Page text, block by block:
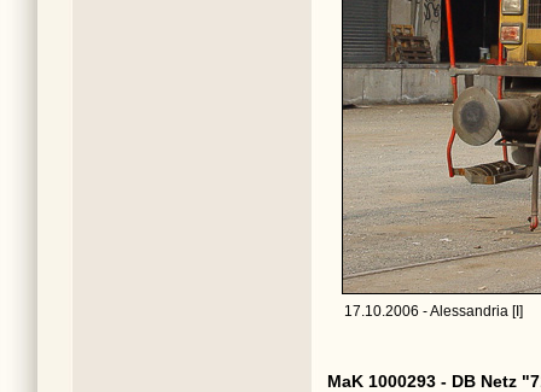
17.10.2006 - Alessandria [I]
MaK 1000293 - DB Netz